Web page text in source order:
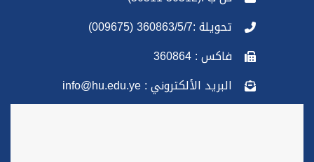
تحويلة :360863/5/7 (009675)
فاكس : 360864
البريد الألكتروني : info@hu.edu.ye